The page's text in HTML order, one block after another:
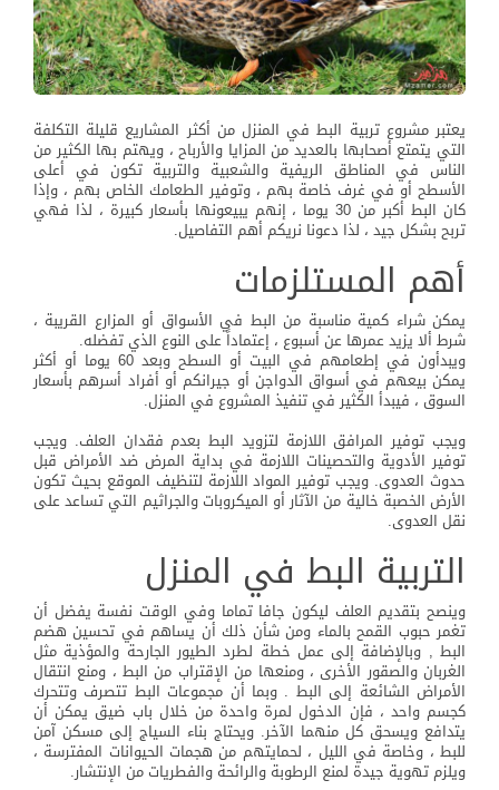
يعتبر مشروع تربية البط في المنزل من أكثر المشاريع قليلة التكلفة
التي يتمتع أصحابها بالعديد من المزايا والأرباح ، ويهتم بها الكثير من
الناس في المناطق الريفية والشعبية والتربية تكون في أعلى
الأسطح أو في غرف خاصة بهم ، وتوفير الطعامك الخاص بهم ، وإذا
كان البط أكبر من 30 يوما ، إنهم يبيعونها بأسعار كبيرة ، لذا فهي
تربح بشكل جيد ، لذا دعونا نريكم أهم التفاصيل.
أهم المستلزمات
يمكن شراء كمية مناسبة من البط في الأسواق أو المزارع القريبة ،
شرط ألا يزيد عمرها عن أسبوع ، إعتماداً على النوع الذي تفضله.
ويبدأون في إطعامهم في البيت أو السطح وبعد 60 يوما أو أكثر
يمكن بيعهم في أسواق الدواجن أو جيرانكم أو أفراد أسرهم بأسعار
السوق ، فيبدأ الكثير في تنفيذ المشروع في المنزل.
ويجب توفير المرافق اللازمة لتزويد البط بعدم فقدان العلف. ويجب
توفير الأدوية والتحصينات اللازمة في بداية المرض ضد الأمراض قبل
حدوث العدوى. ويجب توفير المواد اللازمة لتنظيف الموقع بحيث تكون
الأرض الخصبة خالية من الآثار أو الميكروبات والجراثيم التي تساعد على
نقل العدوى.
التربية البط في المنزل
وينصح بتقديم العلف ليكون جافا تماما وفي الوقت نفسة يفضل أن
تغمر حبوب القمح بالماء ومن شأن ذلك أن يساهم في تحسين هضم
البط , وبالإضافة إلى عمل خطة لطرد الطيور الجارحة والمؤذية مثل
الغربان والصقور الأخرى ، ومنعها من الإقتراب من البط ، ومنع انتقال
الأمراض الشائعة إلى البط . وبما أن مجموعات البط تتصرف وتتحرك
كجسم واحد ، فإن الدخول لمرة واحدة من خلال باب ضيق يمكن أن
يتدافع ويسحق كل منهما الآخر. ويحتاج بناء السياج إلى مسكن آمن
للبط ، وخاصة في الليل ، لحمايتهم من هجمات الحيوانات المفترسة ،
ويلزم تهوية جيدة لمنع الرطوبة والرائحة والفطريات من الإنتشار.